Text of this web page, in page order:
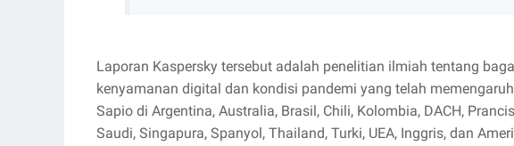
Laporan Kaspersky tersebut adalah penelitian ilmiah tentang
kenyamanan digital dan kondisi pandemi yang telah
Sapio di Argentina, Australia, Brasil, Chili, Kolombia, DACH,
Saudi, Singapura, Spanyol, Thailand, Turki, UEA, Inggris, dan